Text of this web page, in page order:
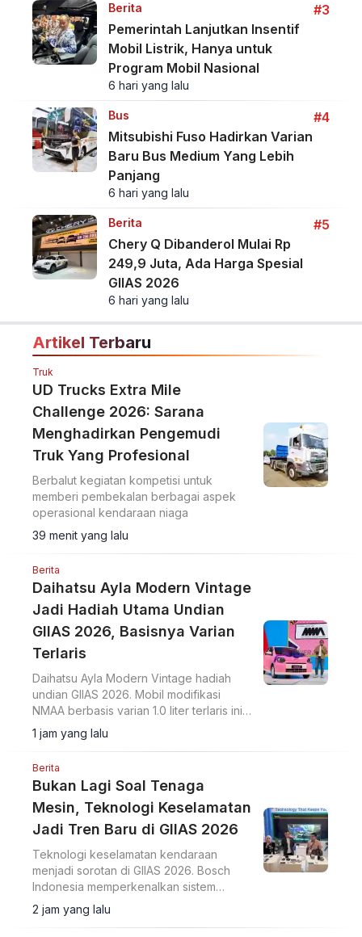
Berita
#3
Pemerintah Lanjutkan Insentif
Mobil Listrik, Hanya untuk
Program Mobil Nasional
6 hari yang lalu
Bus
#4
Mitsubishi Fuso Hadirkan Varian
Baru Bus Medium Yang Lebih
Panjang
6 hari yang lalu
Berita
#5
Chery Q Dibanderol Mulai Rp
249,9 Juta, Ada Harga Spesial
GIIAS 2026
6 hari yang lalu
Artikel Terbaru
Truk
UD Trucks Extra Mile
Challenge 2026: Sarana
Menghadirkan Pengemudi
Truk Yang Profesional
Berbalut kegiatan kompetisi untuk
memberi pembekalan berbagai aspek
operasional kendaraan niaga
39 menit yang lalu
Berita
Daihatsu Ayla Modern Vintage
Jadi Hadiah Utama Undian
GIIAS 2026, Basisnya Varian
Terlaris
Daihatsu Ayla Modern Vintage hadiah
undian GIIAS 2026. Mobil modifikasi
NMAA berbasis varian 1.0 liter terlaris ini
diundi di hadapan pengunjung dan
dimenangkan konsumen dari Lampung.
1 jam yang lalu
Berita
Bukan Lagi Soal Tenaga
Mesin, Teknologi Keselamatan
Jadi Tren Baru di GIIAS 2026
Teknologi keselamatan kendaraan
menjadi sorotan di GIIAS 2026. Bosch
Indonesia memperkenalkan sistem
Sense, Think, dan Act yang membantu
pengemudi.
2 jam yang lalu